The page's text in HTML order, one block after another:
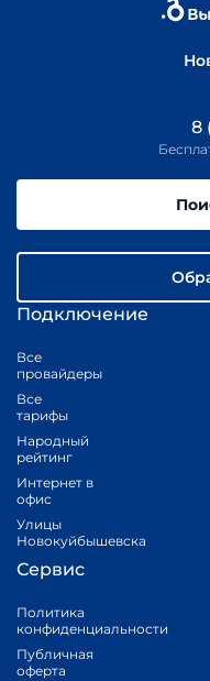
Подключение
Все
провайдеры
Все
тарифы
Народный
рейтинг
Интернет в
офис
Улицы
Новокуйбышевска
Сервис
Политика
конфиденциальности
Публичная
оферта
8